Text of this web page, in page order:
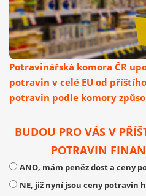
Potravinářská komora ČR
potravin v celé EU od
potravin podle komory
BUDOU PRO VÁS V
POTRAVIN
ANO, mám peněz dost a ceny
NE, již nyní jsou ceny potravin